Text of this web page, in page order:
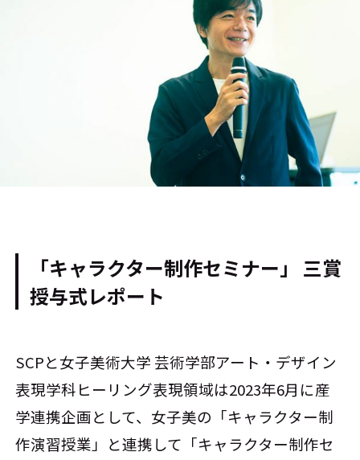
「キャラクター制作セミナー」 三賞
授与式レポート
SCPと女子美術大学 芸術学部アート・デザイン
表現学科ヒーリング表現領域は2023年6月に産
学連携企画として、女子美の「キャラクター制
作演習授業」と連携して「キャラクター制作セ